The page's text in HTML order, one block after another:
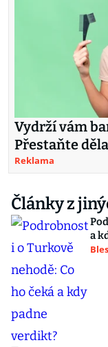
Vydrží vám
Přestaňte
Reklama
Články z
a